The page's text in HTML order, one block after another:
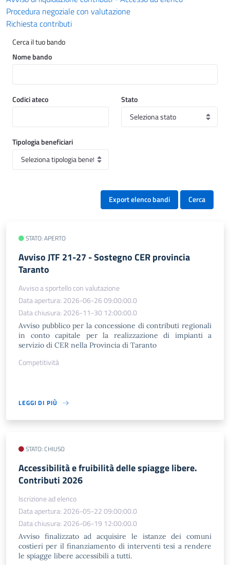
Procedura negoziale con valutazione
Richiesta contributi
Cerca il tuo bando
Nome bando
Codici ateco Stato
Tipologia beneficiari
Export elenco bandi Cerca
STATO: APERTO
Avviso JTF 21-27 - Sostegno CER provincia
Taranto
Avviso a sportello con valutazione
Data apertura: 2026-06-26 09:00:00.0
Data chiusura: 2026-11-30 12:00:00.0
Avviso pubblico per la concessione di contributi regionali
in conto capitale per la realizzazione di impianti a
servizio di CER nella Provincia di Taranto
Competitività
LEGGI DI PIÙ
STATO: CHIUSO
Accessibilità e fruibilità delle spiagge libere.
Contributi 2026
Iscrizione ad elenco
Data apertura: 2026-05-22 09:00:00.0
Data chiusura: 2026-06-19 12:00:00.0
Avviso finalizzato ad acquisire le istanze dei comuni
costieri per il finanziamento di interventi tesi a rendere
le spiagge libere accessibili a tutti.